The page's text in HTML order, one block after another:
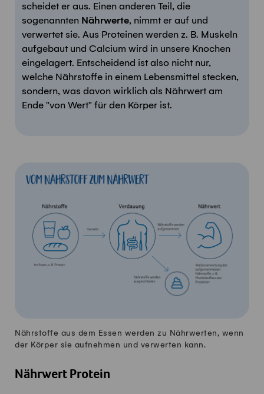
scheidet er aus. Einen anderen Teil, die
sogenannten Nährwerte, nimmt er auf und
verwertet sie. Aus Proteinen werden z. B. Muskel n
aufgebaut und Calcium wird in unsere Knochen
eingelagert. Entscheidend ist also nicht nur,
welche Nährstoffe in einem Lebensmittel stecken,
sondern, was davon wirklich als Nährwert am
Ende "von Wert" für den Körper ist.
Nährstoffe aus dem Essen werden zu Nährwerten, wenn
der Körper sie aufnehmen und verwerten kann.
Nährwert Protein